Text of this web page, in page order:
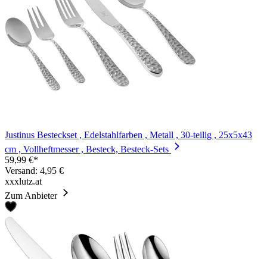
Justinus Besteckset , Edelstahlfarben , Metall , 30-teilig , 25x5x43
cm , Vollheftmesser , Besteck, Besteck-Sets
59,99 €*
Versand: 4,95 €
xxxlutz.at
Zum Anbieter